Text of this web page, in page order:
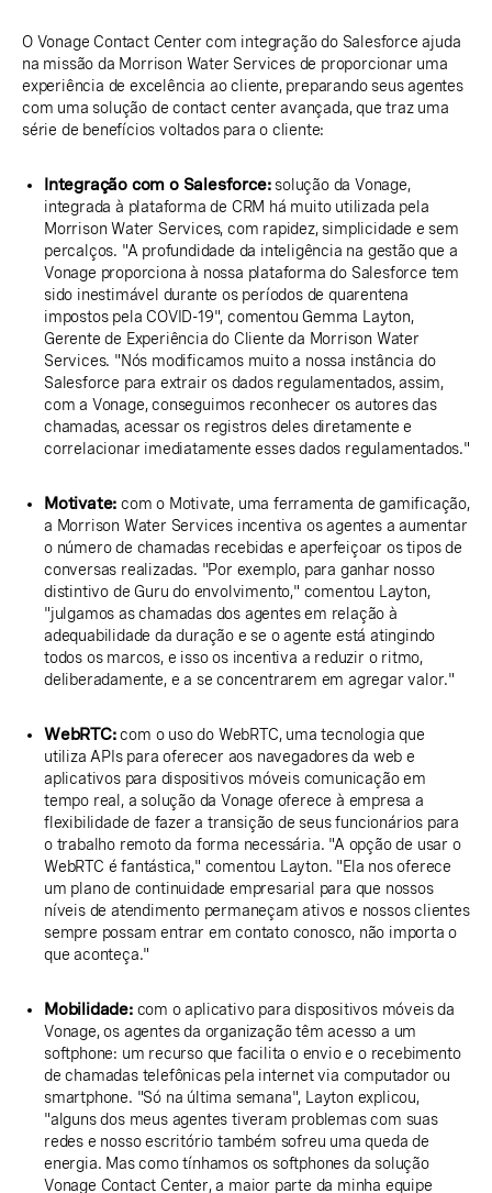
O Vonage Contact Center com integração do Salesforce ajuda
na missão da Morrison Water Services de proporcionar uma
experiência de excelência ao cliente, preparando seus agentes
com uma solução de contact center avançada, que traz uma
série de benefícios voltados para o cliente:
Integração com o Salesforce:solução da Vonage,
integrada à plataforma de CRM há muito utilizada pela
Morrison Water Services, com rapidez, simplicidade e sem
percalços. "A profundidade da inteligência na gestão que a
Vonage proporciona à nossa plataforma do Salesforce tem
sido inestimável durante os períodos de quarentena
impostos pela COVID-19", comentou Gemma Layton,
Gerente de Experiência do Cliente da Morrison Water
Services. "Nós modificamos muito a nossa instância do
Salesforce para extrair os dados regulamentados, assim,
com a Vonage, conseguimos reconhecer os autores das
chamadas, acessar os registros deles diretamente e
correlacionar imediatamente esses dados regulamentados."
Motivate: com o Motivate, uma ferramenta de gamificação,
a Morrison Water Services incentiva os agentes a aumentar
o número de chamadas recebidas e aperfeiçoar os tipos de
conversas realizadas. "Por exemplo, para ganhar nosso
distintivo de Guru do envolvimento," comentou Layton,
"julgamos as chamadas dos agentes em relação à
adequabilidade da duração e se o agente está atingindo
todos os marcos, e isso os incentiva a reduzir o ritmo,
deliberadamente, e a se concentrarem em agregar valor."
WebRTC:com o uso do WebRTC, uma tecnologia que
utiliza APIs para oferecer aos navegadores da web e
aplicativos para dispositivos móveis comunicação em
tempo real, a solução da Vonage oferece à empresa a
flexibilidade de fazer a transição de seus funcionários para
o trabalho remoto da forma necessária. "A opção de usar o
WebRTC é fantástica," comentou Layton. "Ela nos oferece
um plano de continuidade empresarial para que nossos
níveis de atendimento permaneçam ativos e nossos clientes
sempre possam entrar em contato conosco, não importa o
que aconteça."
Mobilidade:com o aplicativo para dispositivos móveis da
Vonage, os agentes da organização têm acesso a um
softphone: um recurso que facilita o envio e o recebimento
de chamadas telefônicas pela internet via computador ou
smartphone. "Só na última semana", Layton explicou,
"alguns dos meus agentes tiveram problemas com suas
redes e nosso escritório também sofreu uma queda de
energia. Mas como tínhamos os softphones da solução
Vonage Contact Center, a maior parte da minha equipe